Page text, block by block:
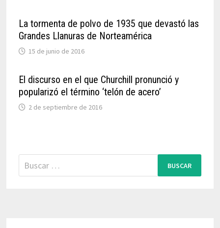
La tormenta de polvo de 1935 que devastó las
Grandes Llanuras de Norteamérica
15 de junio de 2016
El discurso en el que Churchill pronunció y
popularizó el término ‘telón de acero’
2 de septiembre de 2016
Buscar: